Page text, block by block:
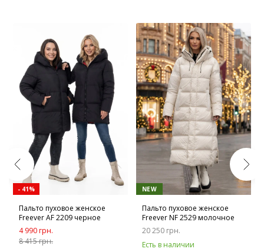
- 41%
Пальто пуховое женское
Freever AF 2209 черное
4 990 грн.
8 415 грн.
NEW
Пальто пуховое женское
Freever NF 2529 молочное
20 250 грн.
Есть в наличии